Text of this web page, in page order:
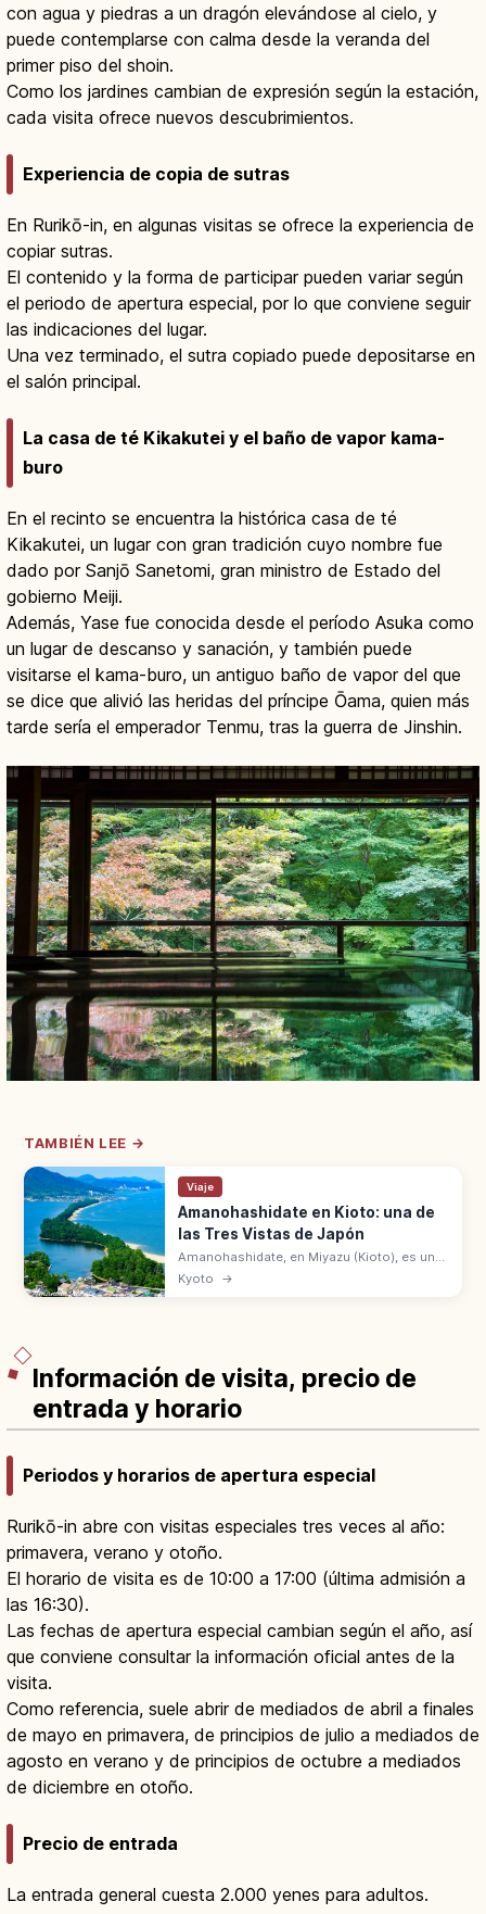
con agua y piedras a un dragón elevándose al cielo, y
puede contemplarse con calma desde la veranda del
primer piso del shoin.
Como los jardines cambian de expresión según la estación,
cada visita ofrece nuevos descubrimientos.
Experiencia de copia de sutras
En Rurikō-in, en algunas visitas se ofrece la experiencia de
copiar sutras.
El contenido y la forma de participar pueden variar según
el periodo de apertura especial, por lo que conviene seguir
las indicaciones del lugar.
Una vez terminado, el sutra copiado puede depositarse en
el salón principal.
La casa de té Kikakutei y el baño de vapor kama-
buro
En el recinto se encuentra la histórica casa de té
Kikakutei, un lugar con gran tradición cuyo nombre fue
dado por Sanjō Sanetomi, gran ministro de Estado del
gobierno Meiji.
Además, Yase fue conocida desde el período Asuka como
un lugar de descanso y sanación, y también puede
visitarse el kama-buro, un antiguo baño de vapor del que
se dice que alivió las heridas del príncipe Ōama, quien más
tarde sería el emperador Tenmu, tras la guerra de Jinshin.
TAMBIÉN LEE →
Viaje
Amanohashidate en Kioto: una de
las Tres Vistas de Japón
Amanohashidate, en Miyazu (Kioto), es una
de las Tres Vistas de Japón con
Matsushima y Miyajima. Banco de arena de
Kyoto →
Información de visita, precio de
entrada y horario
Periodos y horarios de apertura especial
Rurikō-in abre con visitas especiales tres veces al año:
primavera, verano y otoño.
El horario de visita es de 10:00 a 17:00 (última admisión a
las 16:30).
Las fechas de apertura especial cambian según el año, así
que conviene consultar la información oficial antes de la
visita.
Como referencia, suele abrir de mediados de abril a finales
de mayo en primavera, de principios de julio a mediados de
agosto en verano y de principios de octubre a mediados
de diciembre en otoño.
Precio de entrada
La entrada general cuesta 2.000 yenes para adultos.